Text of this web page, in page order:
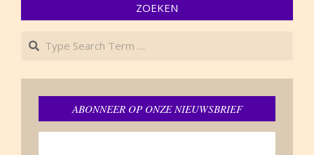
ZOEKEN
Search
ABONNEER OP ONZE NIEUWSBRIEF